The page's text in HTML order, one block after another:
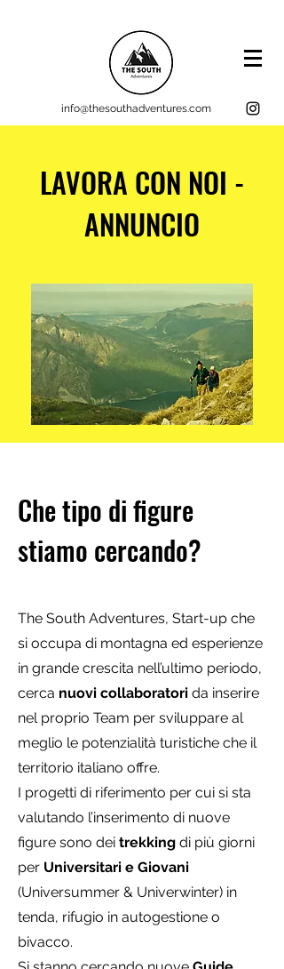
info@thesouthadventures.com
LAVORA CON NOI -
ANNUNCIO
Che tipo di figure
stiamo cercando?
The South Adventures, Start-up che
si occupa di montagna ed esperienze
in grande crescita nell’ultimo periodo,
cerca nuovi collaboratori da inserire
nel proprio Team per sviluppare al
meglio le potenzialità turistiche che il
territorio italiano offre.
I progetti di riferimento per cui si sta
valutando l’inserimento di nuove
figure sono dei trekking di più giorni
per Universitari e Giovani
(Universummer & Univerwinter) in
tenda, rifugio in autogestione o
bivacco.